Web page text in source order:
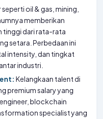
oil & gas, mining,
memberikan
tinggi dari rata-rata
setara. Perbedaan ini
intensity, dan tingkat
industri.
Kelangkaan talent di
premium salary yang
blockchain
specialist yang